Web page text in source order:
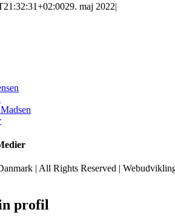
29. maj 2022|
| All Rights Reserved |
profil